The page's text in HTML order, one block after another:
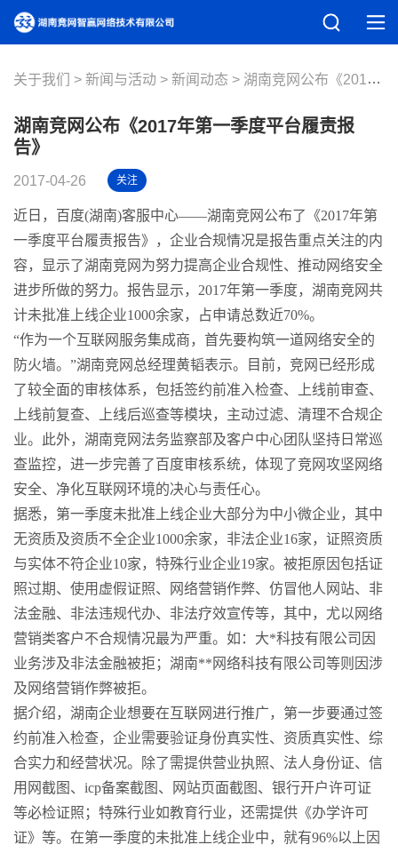
关于我们 新闻与活动 新闻动态 湖南竞网公布《2017年第一季度平台履责报告》
湖南竞网公布《2017年第一季度平台履责报
告》
2017-04-26 关注
近日，百度(湖南)客服中心——湖南竞网公布了《2017年第
一季度平台履责报告》，企业合规情况是报告重点关注的内
容，显示了湖南竞网为努力提高企业合规性、推动网络安全
进步所做的努力。报告显示，2017年第一季度，湖南竞网共
计未批准上线企业1000余家，占申请总数近70%。
“作为一个互联网服务集成商，首先要构筑一道网络安全的
防火墙。”湖南竞网总经理黄韬表示。目前，竞网已经形成
了较全面的审核体系，包括签约前准入检查、上线前审查、
上线前复查、上线后巡查等模块，主动过滤、清理不合规企
业。此外，湖南竞网法务监察部及客户中心团队坚持日常巡
查监控，进一步完善了百度审核系统，体现了竞网攻坚网络
安全、净化互联网环境的决心与责任心。
据悉，第一季度未批准上线企业大部分为中小微企业，其中
无资质及资质不全企业1000余家，非法企业16家，证照资质
与实体不符企业10家，特殊行业企业19家。被拒原因包括证
照过期、使用虚假证照、网络营销作弊、仿冒他人网站、非
法金融、非法违规代办、非法疗效宣传等，其中，尤以网络
营销类客户不合规情况最为严重。如：大*科技有限公司因
业务涉及非法金融被拒；湖南**网络科技有限公司等则因涉
及网络营销作弊被拒。
据介绍，湖南企业想要在互联网进行推广，第一步要通过签
约前准入检查，企业需要验证身份真实性、资质真实性、综
合实力和经营状况。除了需提供营业执照、法人身份证、信
用网截图、icp备案截图、网站页面截图、银行开户许可证
等必检证照；特殊行业如教育行业，还需提供《办学许可
证》等。在第一季度的未批准上线企业中，就有96%以上因